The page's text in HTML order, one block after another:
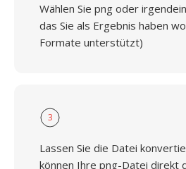
Wählen Sie png oder
das Sie als Ergebnis haben
Formate unterstützt)
3
Lassen Sie die Datei
können Ihre png-Datei direkt